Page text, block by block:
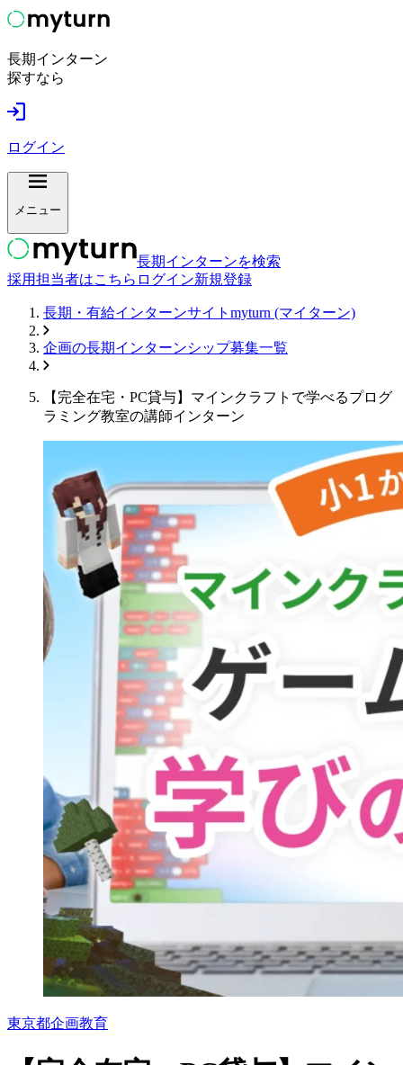
長期インターン
探すなら
ログイン
メニュー
長期インターンを検索
採用担当者はこちら ログイン新規登録
長期・有給インターンサイトmyturn (マイターン)
企画の長期インターンシップ募集一覧
【完全在宅・PC貸与】マインクラフトで学べるプログ
ラミング教室の講師インターン
東京都企画教育